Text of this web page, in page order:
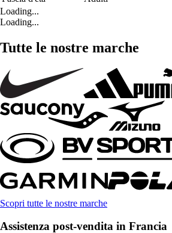
Loading...
Loading...
Tutte le nostre marche
Scopri tutte le nostre marche
Assistenza post-vendita in Francia